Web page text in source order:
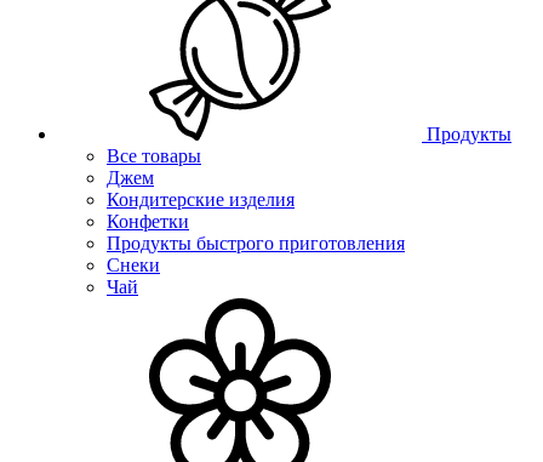
Продукты
Все товары
Джем
Кондитерские изделия
Конфетки
Продукты быстрого приготовления
Снеки
Чай